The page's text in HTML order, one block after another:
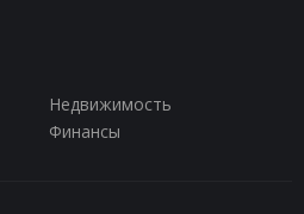
Недвижимость
Финансы